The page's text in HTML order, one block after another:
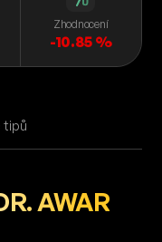
Zhodnocení
-10.85 %
tipů
AWAR